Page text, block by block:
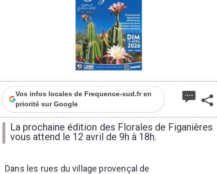
Vos infos locales de Frequence-sud.fr en
priorité sur Google
La prochaine édition des Florales de Figanières
vous attend le 12 avril de 9h à 18h.
Dans les rues du village provençal de